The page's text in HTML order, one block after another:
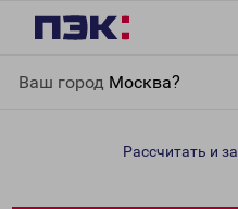
Ваш город Москва?
Белгород
Рассчитать и